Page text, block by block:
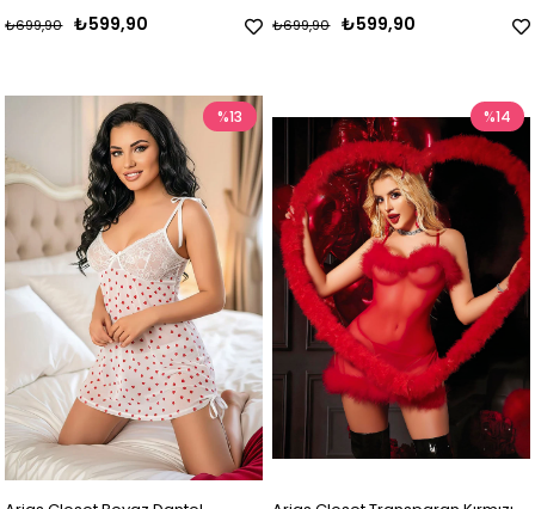
₺599,90
₺699,90 ₺599,90
₺699,90
%13 %14